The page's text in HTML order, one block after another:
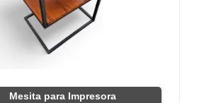
Mesita para Impresora